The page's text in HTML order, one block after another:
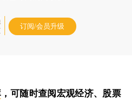
订阅/会员升级
，可随时查阅宏观经济、股票